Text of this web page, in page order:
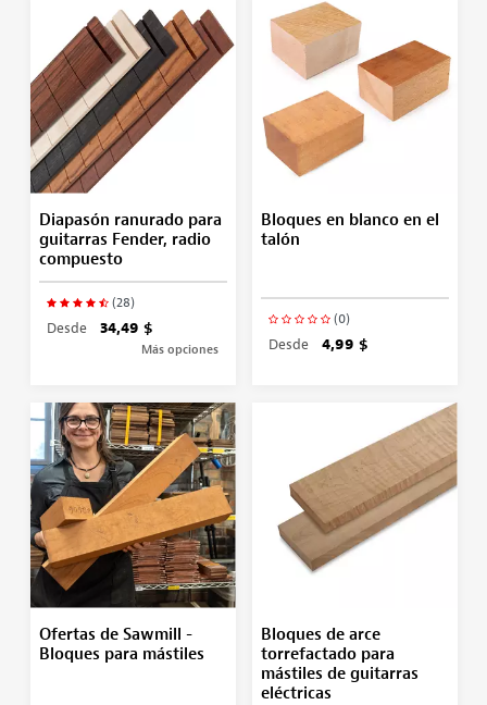
Diapasón ranurado para
guitarras Fender, radio
compuesto
(28)
Desde 34,49 $
Más opciones
Bloques en blanco en el
talón
(0)
Desde 4,99 $
Ofertas de Sawmill -
Bloques para mástiles
Bloques de arce
torrefactado para
mástiles de guitarras
eléctricas